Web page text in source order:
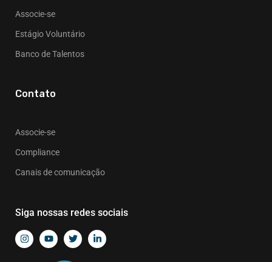
Associe-se
Estágio Voluntário
Banco de Talentos
Contato
Associe-se
Compliance
Canais de comunicação
Siga nossas redes sociais